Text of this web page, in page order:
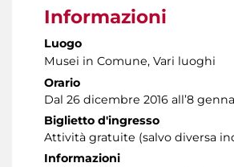
Informazioni
Luogo
Musei in Comune, Vari luoghi
Orario
Dal 26 dicembre 2016 all’8
Biglietto d'ingresso
Attività gratuite (salvo diversa
Informazioni